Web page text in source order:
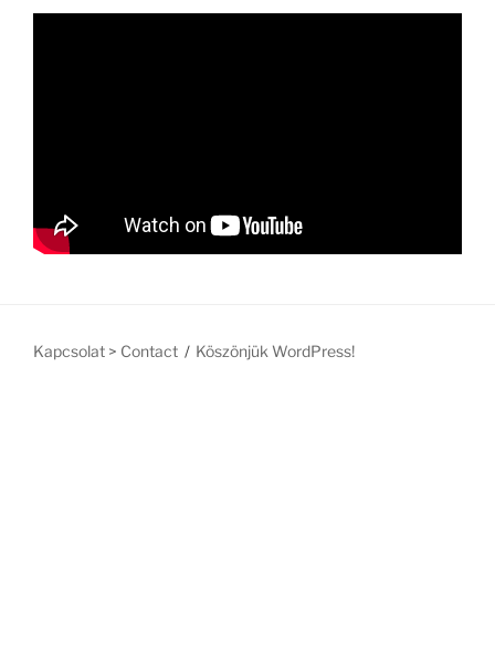
Kapcsolat > Contact Köszönjük WordPress!